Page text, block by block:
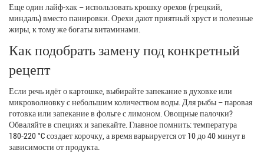
Еще один лайф‑хак – использовать крошку орехов (грецкий,
миндаль) вместо панировки. Орехи дают приятный хруст и полезные
жиры, к тому же богаты витаминами.
Как подобрать замену под конкретный
рецепт
Если речь идёт о картошке, выбирайте запекание в духовке или
микроволновку с небольшим количеством воды. Для рыбы – паровая
готовка или запекание в фольге с лимоном. Овощные палочки?
Обваляйте в специях и запекайте. Главное помнить: температура
180‑220 °C создает корочку, а время варьируется от 10 до 40 минут в
зависимости от продукта.